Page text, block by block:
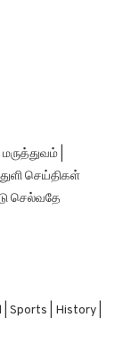
செய்திகள்
செல்வதே
Sports | History |